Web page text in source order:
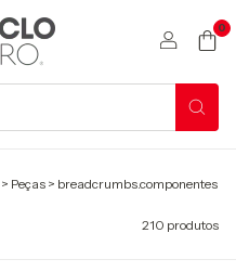
0
> Peças > breadcrumbs.componentes
210 produtos